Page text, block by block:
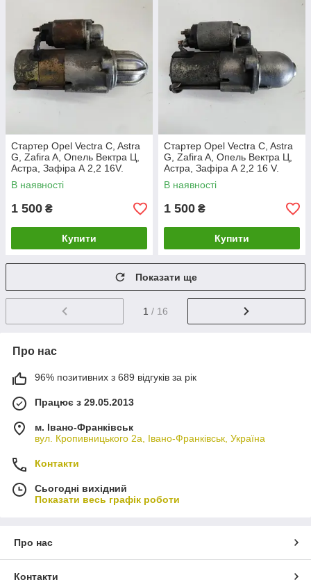
Стартер Opel Vectra C, Astra
G, Zafira A, Опель Вектра Ц,
Астра, Зафіра А 2,2 16V.
12564088.
В наявності
1 500 ₴
Купити
Стартер Opel Vectra C, Astra
G, Zafira A, Опель Вектра Ц,
Астра, Зафіра А 2,2 16 V.
12567585.
В наявності
1 500 ₴
Купити
Показати ще
1 / 16
Про нас
96% позитивних з 689 відгуків за рік
Працює з 29.05.2013
м. Івано-Франківськ
вул. Кропивницького 2а, Івано-Франківськ, Україна
Контакти
Сьогодні вихідний
Показати весь графік роботи
Про нас
Контакти